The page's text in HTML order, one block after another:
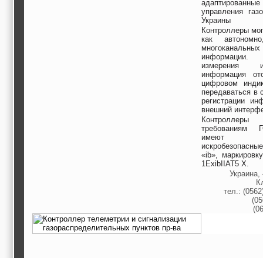
управления
Украины
Контроллеры
как
измерения
информация
цифровом
передаваться в
регистрации
внешний
Контроллеры
требованиям
имеют
«ib»,
1ExibIIAT5 X.
Украина,
тел.: